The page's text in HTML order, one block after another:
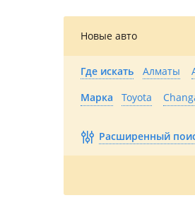
Новые авто
Где искать Алматы
Марка
Toyota
Расширенный